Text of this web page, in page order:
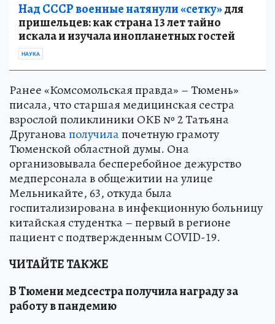
Над СССР военные натянули «сетку»для
пришельцев: как страна 13 лет тайно
искала и изучала инопланетных гостей
НАУКА
Ранее «Комсомольская правда» – Тюмень»
писала, что старшая медицинская сестра
взрослой поликлиники ОКБ № 2 Татьяна
Другановаполучилапочетную грамоту
Тюменской областной думы. Она
организовывала бесперебойное дежурство
медперсонала в общежитии на улице
Мельникайте, 63, откуда была
госпитализирована в инфекционную больницу
китайская студентка – первый в регионе
пациент с подтвержденным COVID-19.
ЧИТАЙТЕ ТАКЖЕ
В Тюмени медсестра получила награду за
работу в пандемию